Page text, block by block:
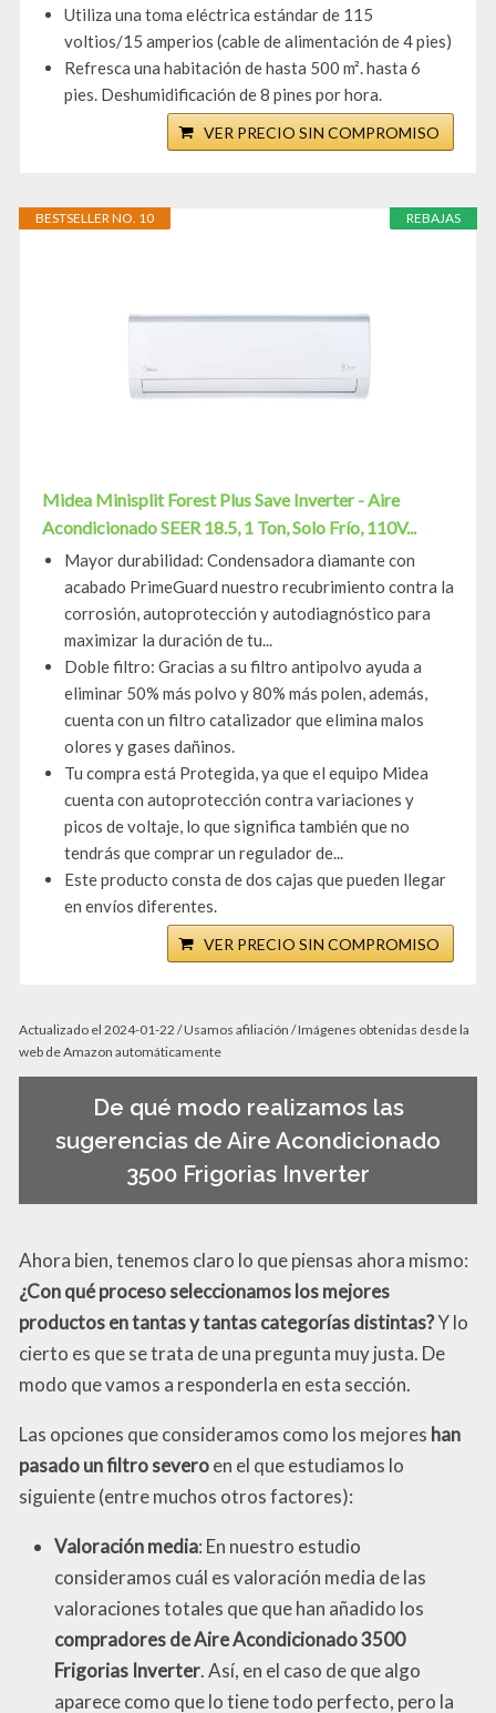
Utiliza una toma eléctrica estándar de 115
voltios/15 amperios (cable de alimentación de 4 pies)
Refresca una habitación de hasta 500 m². hasta 6
pies. Deshumidificación de 8 pines por hora.
VER PRECIO SIN COMPROMISO
REBAJAS
BESTSELLER NO. 10
Midea Minisplit Forest Plus Save Inverter - Aire
Acondicionado SEER 18.5, 1 Ton, Solo Frío, 110V...
Mayor durabilidad: Condensadora diamante con
acabado PrimeGuard nuestro recubrimiento contra la
corrosión, autoprotección y autodiagnóstico para
maximizar la duración de tu...
Doble filtro: Gracias a su filtro antipolvo ayuda a
eliminar 50% más polvo y 80% más polen, además,
cuenta con un filtro catalizador que elimina malos
olores y gases dañinos.
Tu compra está Protegida, ya que el equipo Midea
cuenta con autoprotección contra variaciones y
picos de voltaje, lo que significa también que no
tendrás que comprar un regulador de...
Este producto consta de dos cajas que pueden llegar
en envíos diferentes.
VER PRECIO SIN COMPROMISO
Actualizado el 2024-01-22 / Usamos afiliación / Imágenes obtenidas desde la
web de Amazon automáticamente
De qué modo realizamos las
sugerencias de Aire Acondicionado
3500 Frigorias Inverter
Ahora bien, tenemos claro lo que piensas ahora mismo:
¿Con qué proceso seleccionamos los mejores
productos en tantas y tantas categorías distintas?Y lo
cierto es que se trata de una pregunta muy justa. De
modo que vamos a responderla en esta sección.
Las opciones que consideramos como los mejores han
pasado un filtro severoen el que estudiamos lo
siguiente (entre muchos otros factores):
Valoración media: En nuestro estudio
consideramos cuál es valoración media de las
valoraciones totales que que han añadido los
compradores de Aire Acondicionado 3500
Frigorias Inverter. Así, en el caso de que algo
aparece como que lo tiene todo perfecto, pero la